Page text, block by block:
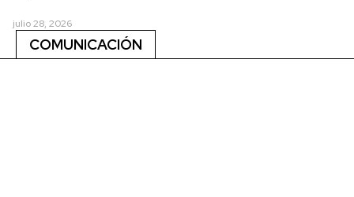
julio 28, 2026
COMUNICACIÓN